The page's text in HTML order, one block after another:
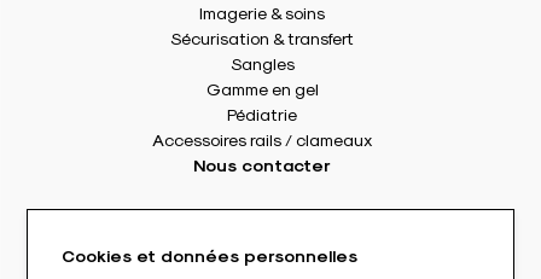
Imagerie & soins
Sécurisation & transfert
Sangles
Gamme en gel
Pédiatrie
Accessoires rails / clameaux
Nous contacter
8 rue Des Frères Montgolfier
Tél. : +33(0) 2 41 17 49 49
Cookies et données personnelles